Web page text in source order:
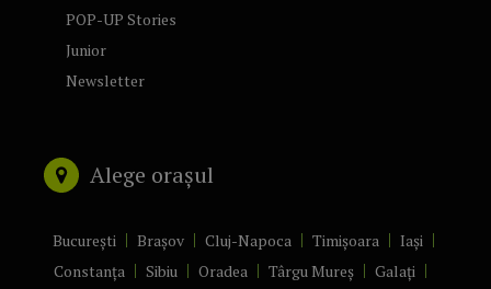
POP-UP Stories
Junior
Newsletter
Alege orașul
București Brașov Cluj-Napoca Timișoara
Iași
Constanța
Sibiu Oradea Târgu Mureș
Galați